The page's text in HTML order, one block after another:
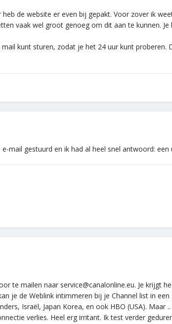
de website er even bij gepakt. Voor zover ik
vaak wel groot genoeg om dit aan te kunnen.
kunt sturen, zodat je het 24 uur kunt
mail gestuurd en ik had al heel snel antwoord:
te mailen naar service@canalonline.eu. Je krijgt
je de Weblink intimmeren bij je Channel list in
Israël, Japan Korea, en ook HBO (USA).
verlies. Heel erg irritant. Ik test verder